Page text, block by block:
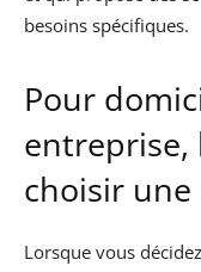
besoins spécifiques.
Pour
entreprise,
choisir
Lorsque vous